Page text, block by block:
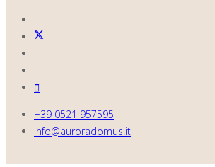
+39 0521 957595
info@auroradomus.it